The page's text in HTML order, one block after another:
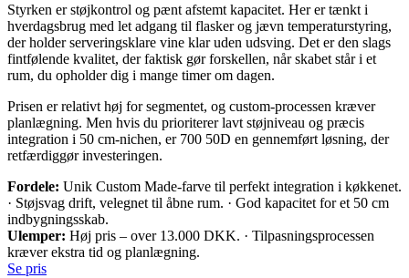
Styrken er støjkontrol og pænt afstemt kapacitet. Her er tænkt i
hverdagsbrug med let adgang til flasker og jævn temperaturstyring,
der holder serveringsklare vine klar uden udsving. Det er den slags
fintfølende kvalitet, der faktisk gør forskellen, når skabet står i et
rum, du opholder dig i mange timer om dagen.
Prisen er relativt høj for segmentet, og custom-processen kræver
planlægning. Men hvis du prioriterer lavt støjniveau og præcis
integration i 50 cm-nichen, er 700 50D en gennemført løsning, der
retfærdiggør investeringen.
Fordele: Unik Custom Made-farve til perfekt integration i køkkenet.
· Støjsvag drift, velegnet til åbne rum. · God kapacitet for et 50 cm
indbygningsskab.
Ulemper: Høj pris – over 13.000 DKK. · Tilpasningsprocessen
kræver ekstra tid og planlægning.
Se pris